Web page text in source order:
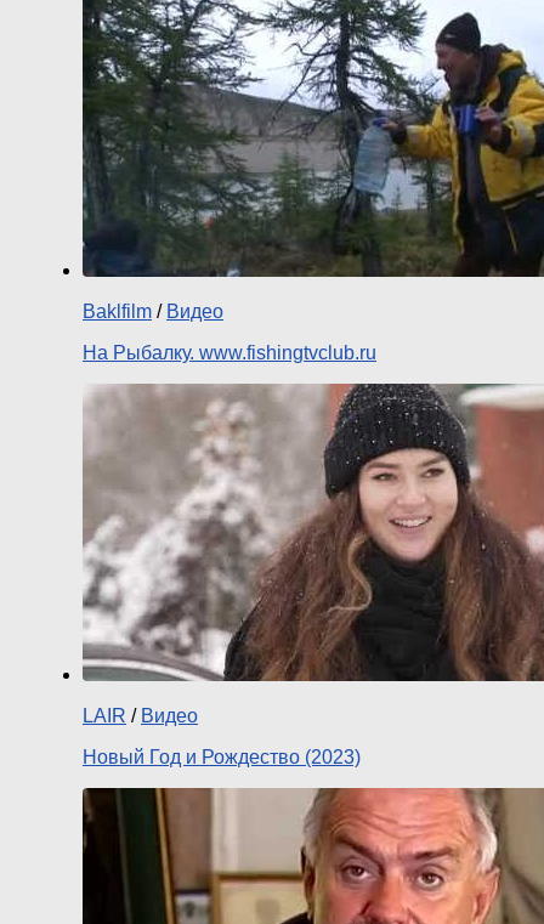
Baklfilm / Видео
На Рыбалку. www.fishingtvclub.ru
LAIR / Видео
Новый Год и Рождество (2023)